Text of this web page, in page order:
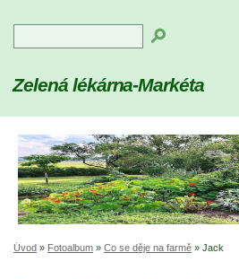
Zelená lékárna-Markéta
Úvod » Fotoalbum » Co se děje na farmě » Jack